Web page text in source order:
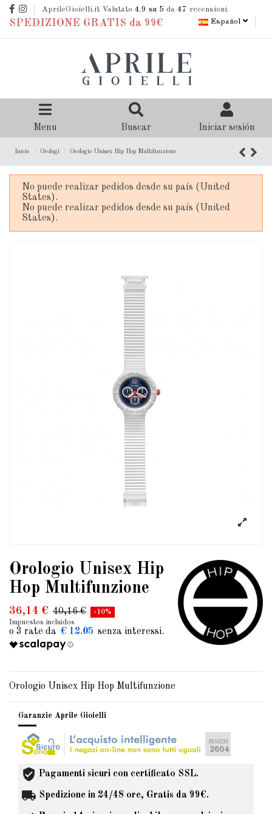
AprileGioielli.it Valutato 4.9 su 5 da 47 recensioni.
SPEDIZIONE GRATIS da 99€ Español
Menu Buscar Iniciar sesión
Inicio Orologi Orologio Unisex Hip Hop Multifunzione
No puede realizar pedidos desde su país (United
States).
No puede realizar pedidos desde su país (United
States).
Orologio Unisex Hip
Hop Multifunzione
36,14 € 40,16 € -10%
Impuestos incluidos
€ 12.05
Orologio Unisex Hip Hop Multifunzione
Garanzie Aprile Gioielli
Pagamenti sicuri con certificato SSL.
Spedizione in 24/48 ore, Gratis da 99€.